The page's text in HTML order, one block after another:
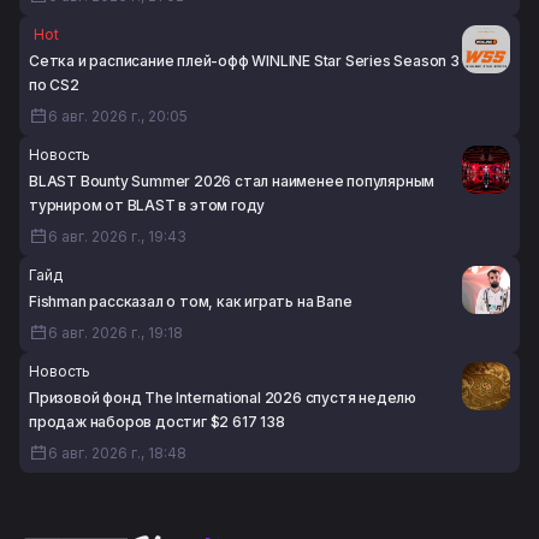
Hot
Сетка и расписание плей-офф WINLINE Star Series Season 3
по CS2
6 авг. 2026 г., 20:05
Новость
BLAST Bounty Summer 2026 стал наименее популярным
турниром от BLAST в этом году
6 авг. 2026 г., 19:43
Гайд
Fishman рассказал о том, как играть на Bane
6 авг. 2026 г., 19:18
Новость
Призовой фонд The International 2026 спустя неделю
продаж наборов достиг $2 617 138
6 авг. 2026 г., 18:48